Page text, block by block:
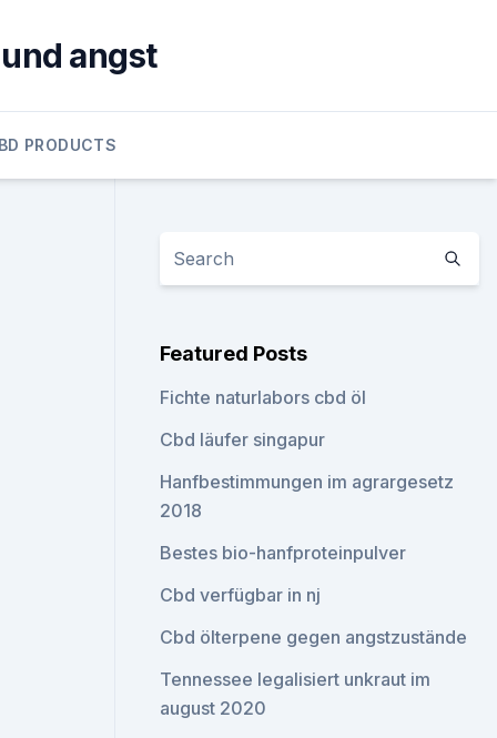
angst
PRODUCTS
Featured Posts
Fichte naturlabors cbd öl
Cbd läufer singapur
Hanfbestimmungen im agrargesetz
2018
Bestes bio-hanfproteinpulver
Cbd verfügbar in nj
Cbd ölterpene gegen angstzustände
Tennessee legalisiert unkraut im
august 2020